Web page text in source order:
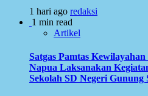
1 hari ago redaksi
1 min read
Artikel
Satgas Pamtas
Napua Laksanakan
Sekolah SD Negeri Gunung